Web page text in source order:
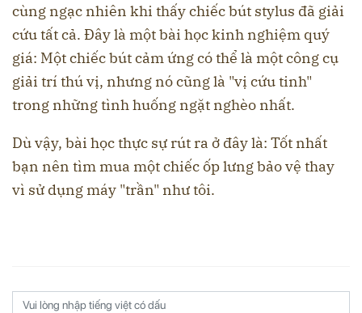
cùng ngạc nhiên khi thấy chiếc bút stylus đã giải
cứu tất cả. Đây là một bài học kinh nghiệm quý
giá: Một chiếc bút cảm ứng có thể là một công cụ
giải trí thú vị, nhưng nó cũng là "vị cứu tinh"
trong những tình huống ngặt nghèo nhất.
Dù vậy, bài học thực sự rút ra ở đây là: Tốt nhất
bạn nên tìm mua một chiếc ốp lưng bảo vệ thay
vì sử dụng máy "trần" như tôi.